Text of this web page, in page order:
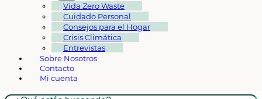
Vida Zero Waste
Cuidado Personal
Consejos para el Hogar
Crisis Climática
Entrevistas
Sobre Nosotros
Contacto
Mi cuenta